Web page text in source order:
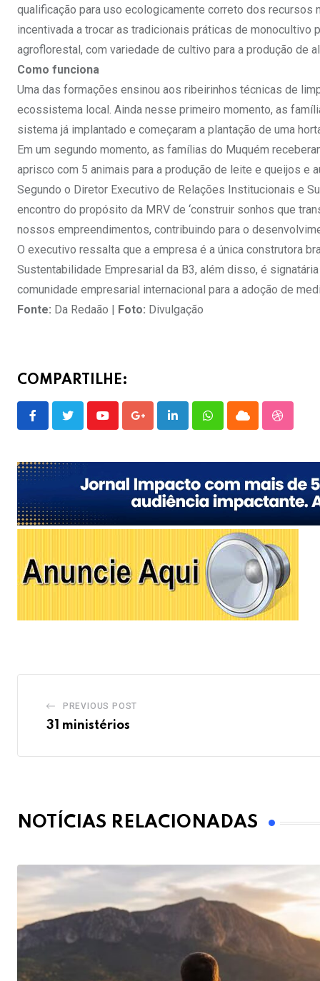
qualificação para uso ecologicamente correto dos
incentivada a trocar as tradicionais práticas de
agroflorestal, com variedade de cultivo para a produção de
Como funciona
Uma das formações ensinou aos ribeirinhos técnicas de
ecossistema local. Ainda nesse primeiro momento, as
sistema já implantado e começaram a plantação de uma
Em um segundo momento, as famílias do Muquém
aprisco com 5 animais para a produção de leite e queijos e
Segundo o Diretor Executivo de Relações Institucionais e
encontro do propósito da MRV de ‘construir sonhos que
nossos empreendimentos, contribuindo para o
O executivo ressalta que a empresa é a única construtora
Sustentabilidade Empresarial da B3, além disso, é
comunidade empresarial internacional para a adoção de
Fonte: Da Redaão | Foto: Divulgação
COMPARTILHE:
YoutubeGoogle+LinkedInWhatsappCloud
PREVIOUS POST
31 ministérios
NOTÍCIAS RELACIONADAS